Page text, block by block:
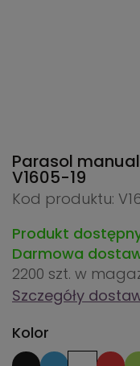
Parasol
V1605-19
Kod produktu:
Produkt
Darmowa
2200 szt. w
Szczegóły
Kolor